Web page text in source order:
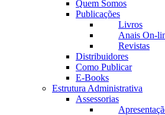
Quem Somos
Publicações
Livros
Anais On-
Revistas
Distribuidores
Como Publicar
E-Books
Estrutura Administrativa
Assessorias